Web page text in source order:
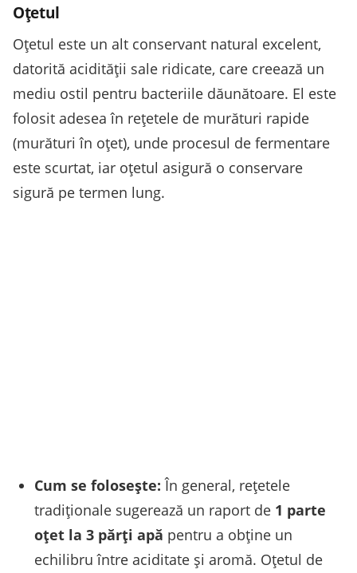
Oțetul
Oțetul este un alt conservant natural excelent,
datorită acidității sale ridicate, care creează un
mediu ostil pentru bacteriile dăunătoare. El este
folosit adesea în rețetele de murături rapide
(murături în oțet), unde procesul de fermentare
este scurtat, iar oțetul asigură o conservare
sigură pe termen lung.
Cum se folosește: În general, rețetele
tradiționale sugerează un raport de 1 parte
oțet la 3 părți apă pentru a obține un
echilibru între aciditate și aromă. Oțetul de